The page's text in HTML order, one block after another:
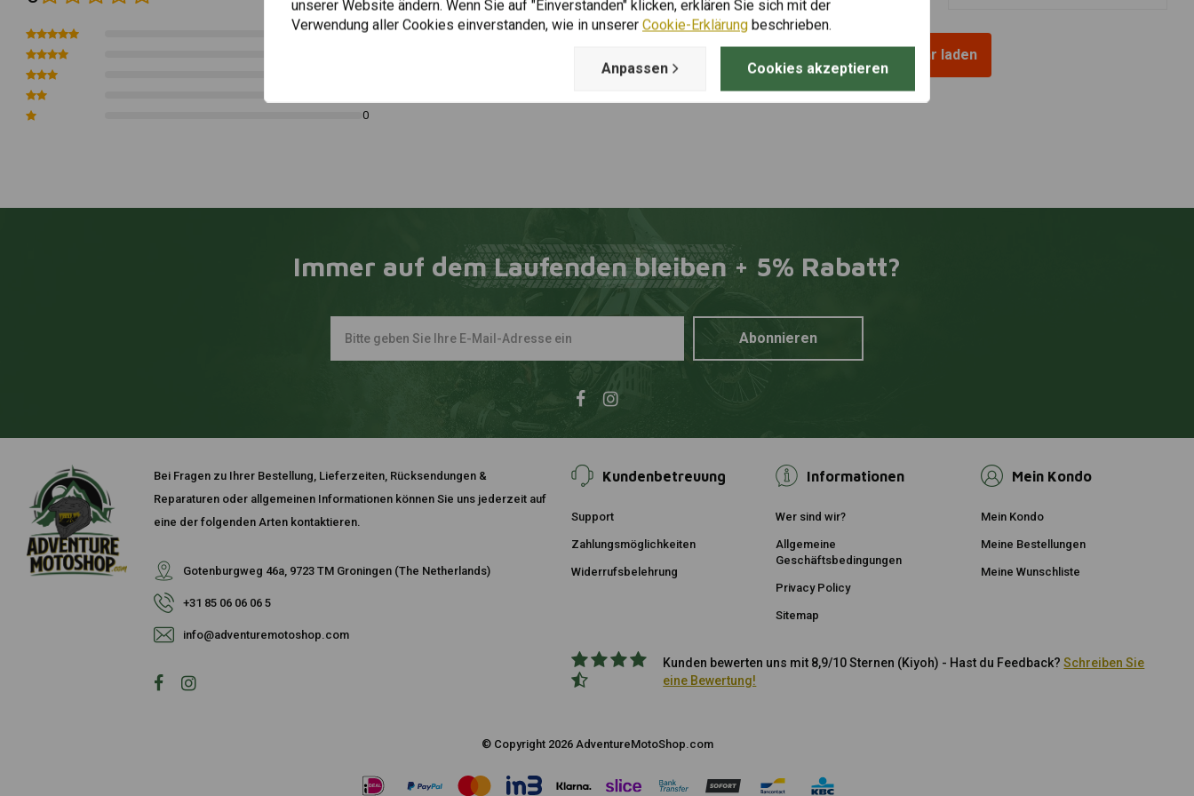
0
0
Mehr laden
Immer auf dem Laufenden bleiben + 5% Rabatt?
Abonnieren
Bei Fragen zu Ihrer Bestellung, Lieferzeiten, Rücksendungen &
Reparaturen oder allgemeinen Informationen können Sie uns jederzeit auf
eine der folgenden Arten kontaktieren.
Gotenburgweg 46a, 9723 TM Groningen (The Netherlands)
+31 85 06 06 06 5
info@adventuremotoshop.com
Kundenbetreuung
Support
Zahlungsmöglichkeiten
Widerrufsbelehrung
Informationen
Wer sind wir?
Allgemeine
Geschäftsbedingungen
Privacy Policy
Sitemap
Mein Kondo
Mein Kondo
Meine Bestellungen
Meine Wunschliste
Kunden bewerten uns mit 8,9/10 Sternen (Kiyoh) - Hast du Feedback?Schreiben Sie
eine Bewertung!
© Copyright 2026 AdventureMotoShop.com
unserer Website ändern. Wenn Sie auf "Einverstanden" klicken, erklären Sie sich mit der
Verwendung aller Cookies einverstanden, wie in unserer Cookie-Erklärung beschrieben.
Anpassen Cookies akzeptieren